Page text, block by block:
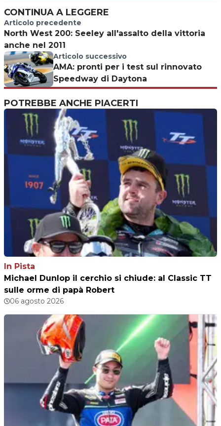
CONTINUA A LEGGERE
Articolo precedente
North West 200: Seeley all'assalto della vittoria
anche nel 2011
Articolo successivo
AMA: pronti per i test sul rinnovato
Speedway di Daytona
POTREBBE ANCHE PIACERTI
In Pista
Michael Dunlop il cerchio si chiude: al Classic TT
sulle orme di papà Robert
06 agosto 2026